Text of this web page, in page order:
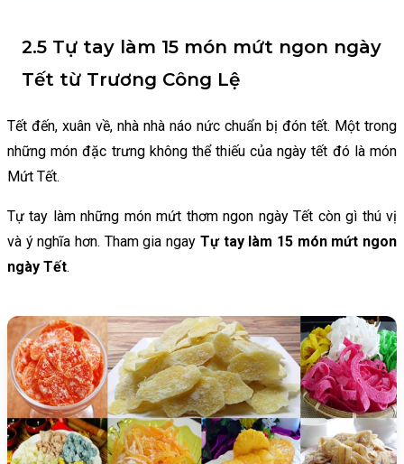
2.5 Tự tay làm 15 món mứt ngon ngày
Tết từ Trương Công Lệ
Tết đến, xuân về, nhà nhà náo nức chuẩn bị đón tết. Một trong
những món đặc trưng không thể thiếu của ngày tết đó là món
Mứt Tết.
Tự tay làm những món mứt thơm ngon ngày Tết còn gì thú vị
và ý nghĩa hơn. Tham gia ngay Tự tay làm 15 món mứt ngon
ngày Tết.